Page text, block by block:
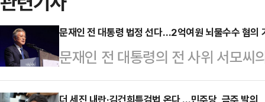
문재인 전 대통령 법정 선다…2억여원 뇌물수수 혐의
문재인 전 대통령의 전 사위 서모씨
검찰이 문 전 대통령을 뇌물수수